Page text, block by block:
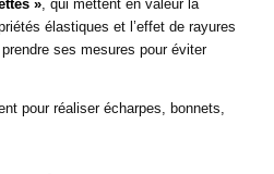
», qui mettent en valeur la
élastiques et l’effet de rayures
ses mesures pour éviter
pour réaliser écharpes, bonnets,